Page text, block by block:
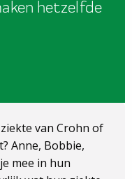
hetzelfde
van Crohn of
Anne, Bobbie,
mee in hun